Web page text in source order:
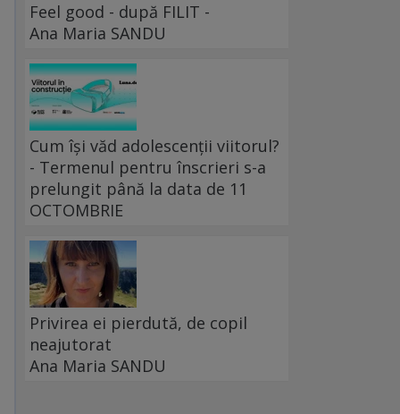
Feel good - după FILIT -
Ana Maria SANDU
Cum își văd adolescenții viitorul?
- Termenul pentru înscrieri s-a
prelungit până la data de 11
OCTOMBRIE
Privirea ei pierdută, de copil
neajutorat
Ana Maria SANDU